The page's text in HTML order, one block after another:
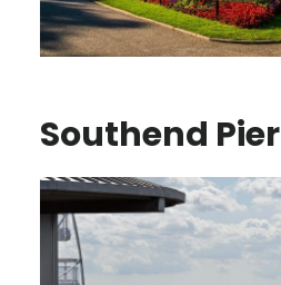
Southend Pier